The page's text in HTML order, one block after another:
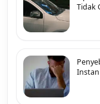
Tidak